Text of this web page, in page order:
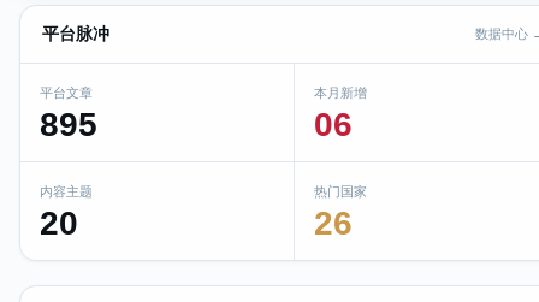
平台脉冲 数据中心
平台文章
895
本月新增
06
内容主题
20
热门国家
26